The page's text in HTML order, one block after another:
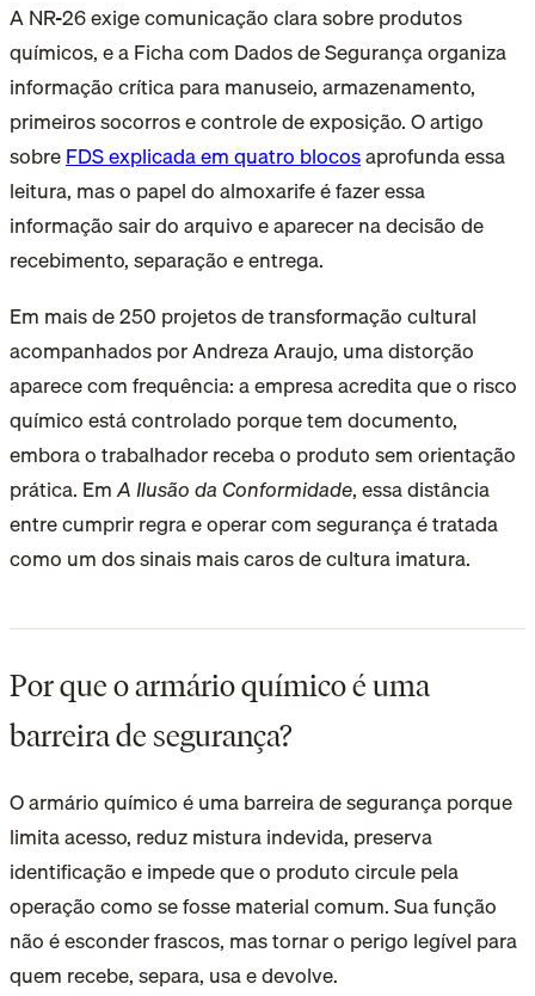
A NR-26 exige comunicação clara sobre produtos
químicos, e a Ficha com Dados de Segurança organiza
informação crítica para manuseio, armazenamento,
primeiros socorros e controle de exposição. O artigo
sobreFDS explicada em quatro blocosaprofunda essa
leitura, mas o papel do almoxarife é fazer essa
informação sair do arquivo e aparecer na decisão de
recebimento, separação e entrega.
Em mais de 250 projetos de transformação cultural
acompanhados por Andreza Araujo, uma distorção
aparece com frequência: a empresa acredita que o risco
químico está controlado porque tem documento,
embora o trabalhador receba o produto sem orientação
prática. EmA Ilusão da Conformidade, essa distância
entre cumprir regra e operar com segurança é tratada
como um dos sinais mais caros de cultura imatura.
Por que o armário químico é uma
barreira de segurança?
O armário químico é uma barreira de segurança porque
limita acesso, reduz mistura indevida, preserva
identificação e impede que o produto circule pela
operação como se fosse material comum. Sua função
não é esconder frascos, mas tornar o perigo legível para
quem recebe, separa, usa e devolve.